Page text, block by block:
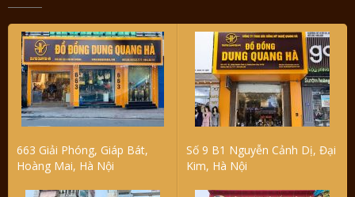
663 Giải Phóng, Giáp Bát,
Hoàng Mai, Hà Nội
Số 9 B1 Nguyễn Cảnh Dị, Đại
Kim, Hà Nội